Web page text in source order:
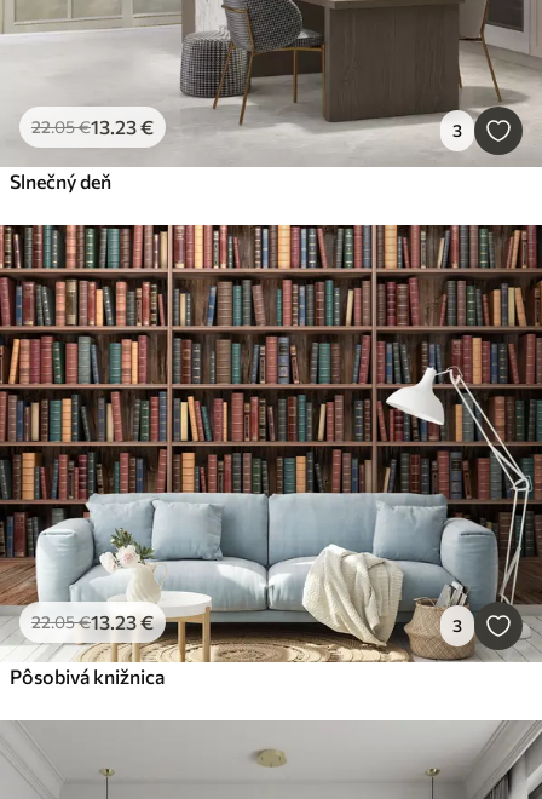
22.05€13.23€ 3
Slnečný deň
22.05€13.23€ 3
Pôsobivá knižnica